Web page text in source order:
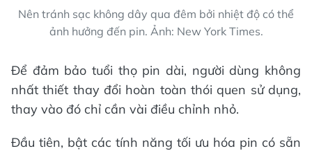
Nên tránh sạc không dây qua đêm bởi nhiệt độ có thể
ảnh hưởng đến pin. Ảnh: New York Times.
Để đảm bảo tuổi thọ pin dài, người dùng không
nhất thiết thay đổi hoàn toàn thói quen sử dụng,
thay vào đó chỉ cần vài điều chỉnh nhỏ.
Đầu tiên, bật các tính năng tối ưu hóa pin có sẵn